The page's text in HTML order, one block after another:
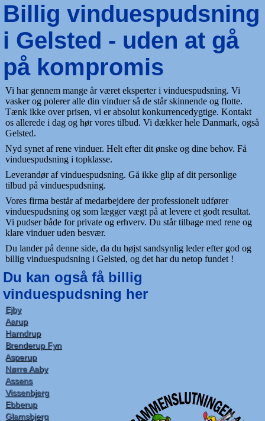
Billig vinduespudsning
i Gelsted - uden at gå
på kompromis
Vi har gennem mange år været eksperter i vinduespudsning. Vi
vasker og polerer alle din vinduer så de står skinnende og flotte.
Tænk ikke over prisen, vi er absolut konkurrencedygtige. Kontakt
os allerede i dag og hør vores tilbud. Vi dækker hele Danmark, også
Gelsted.
Nyd synet af rene vinduer. Helt efter dit ønske og dine behov. Få
vinduespudsning i topklasse.
Leverandør af vinduespudsning. Gå ikke glip af dit personlige
tilbud på vinduespudsning.
Vores firma består af medarbejdere der professionelt udfører
vinduespudsning og som lægger vægt på at levere et godt resultat.
Vi pudser både for private og erhverv. Du står tilbage med rene og
klare vinduer uden besvær.
Du lander på denne side, da du højst sandsynlig leder efter god og
billig vinduespudsning i Gelsted, og det har du netop fundet !
Du kan også få billig
vinduespudsning her
Ejby
Aarup
Harndrup
Brenderup Fyn
Asperup
Nørre Aaby
Assens
Vissenbjerg
Ebberup
Glamsbjerg